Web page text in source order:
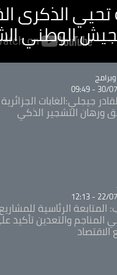
تحيي الذكرى
الوطني
30/07/
جيجلي:الغابات
ورهان التشجير الذكي
22/07/
المتابعة الرئاسية
المناجم والتعدين تأكيد
الاقتصاد